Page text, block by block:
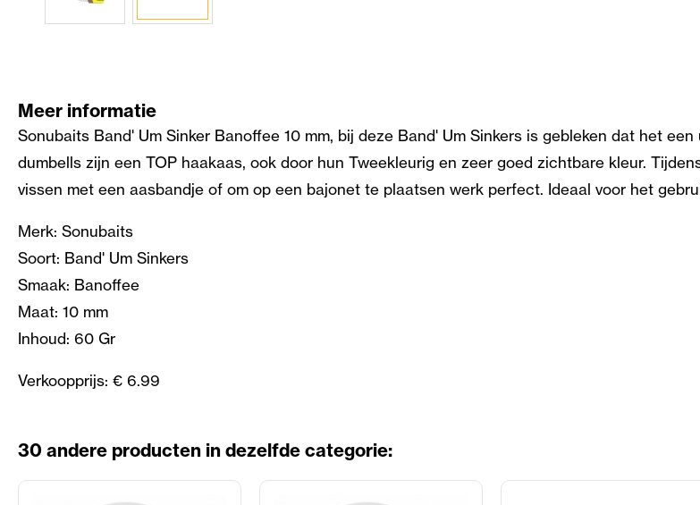
Meer informatie
Sonubaits Band' Um Sinker Banoffee 10 mm, bij deze Band' Um Sinkers is gebleken dat het
dumbells zijn een TOP haakaas, ook door hun Tweekleurig en zeer goed zichtbare kleur.
vissen met een aasbandje of om op een bajonet te plaatsen werk perfect. Ideaal voor het
Merk: Sonubaits
Soort: Band' Um Sinkers
Smaak: Banoffee
Maat: 10 mm
Inhoud: 60 Gr
Verkoopprijs: € 6.99
30 andere producten in dezelfde categorie: